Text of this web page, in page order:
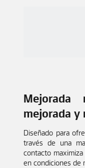
mejorada y
Diseñado para
través de una
contacto
en condiciones de